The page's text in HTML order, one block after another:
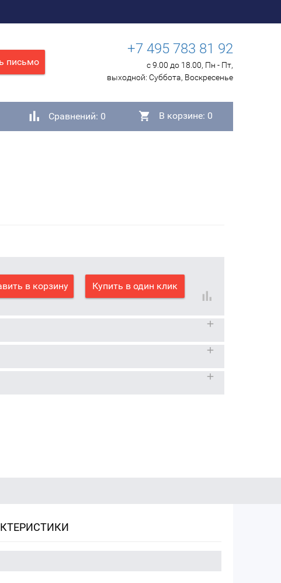
письмо
+7 495 783 81 92
с 9.00 до 18.00, Пн - Пт,
выходной: Суббота, Воскресенье
Сравнений: 0 В корзине: 0
в корзину Купить в один клик